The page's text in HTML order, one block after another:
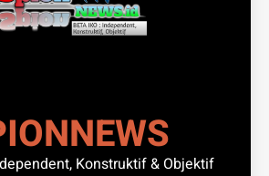
Konstruktif & Objektif